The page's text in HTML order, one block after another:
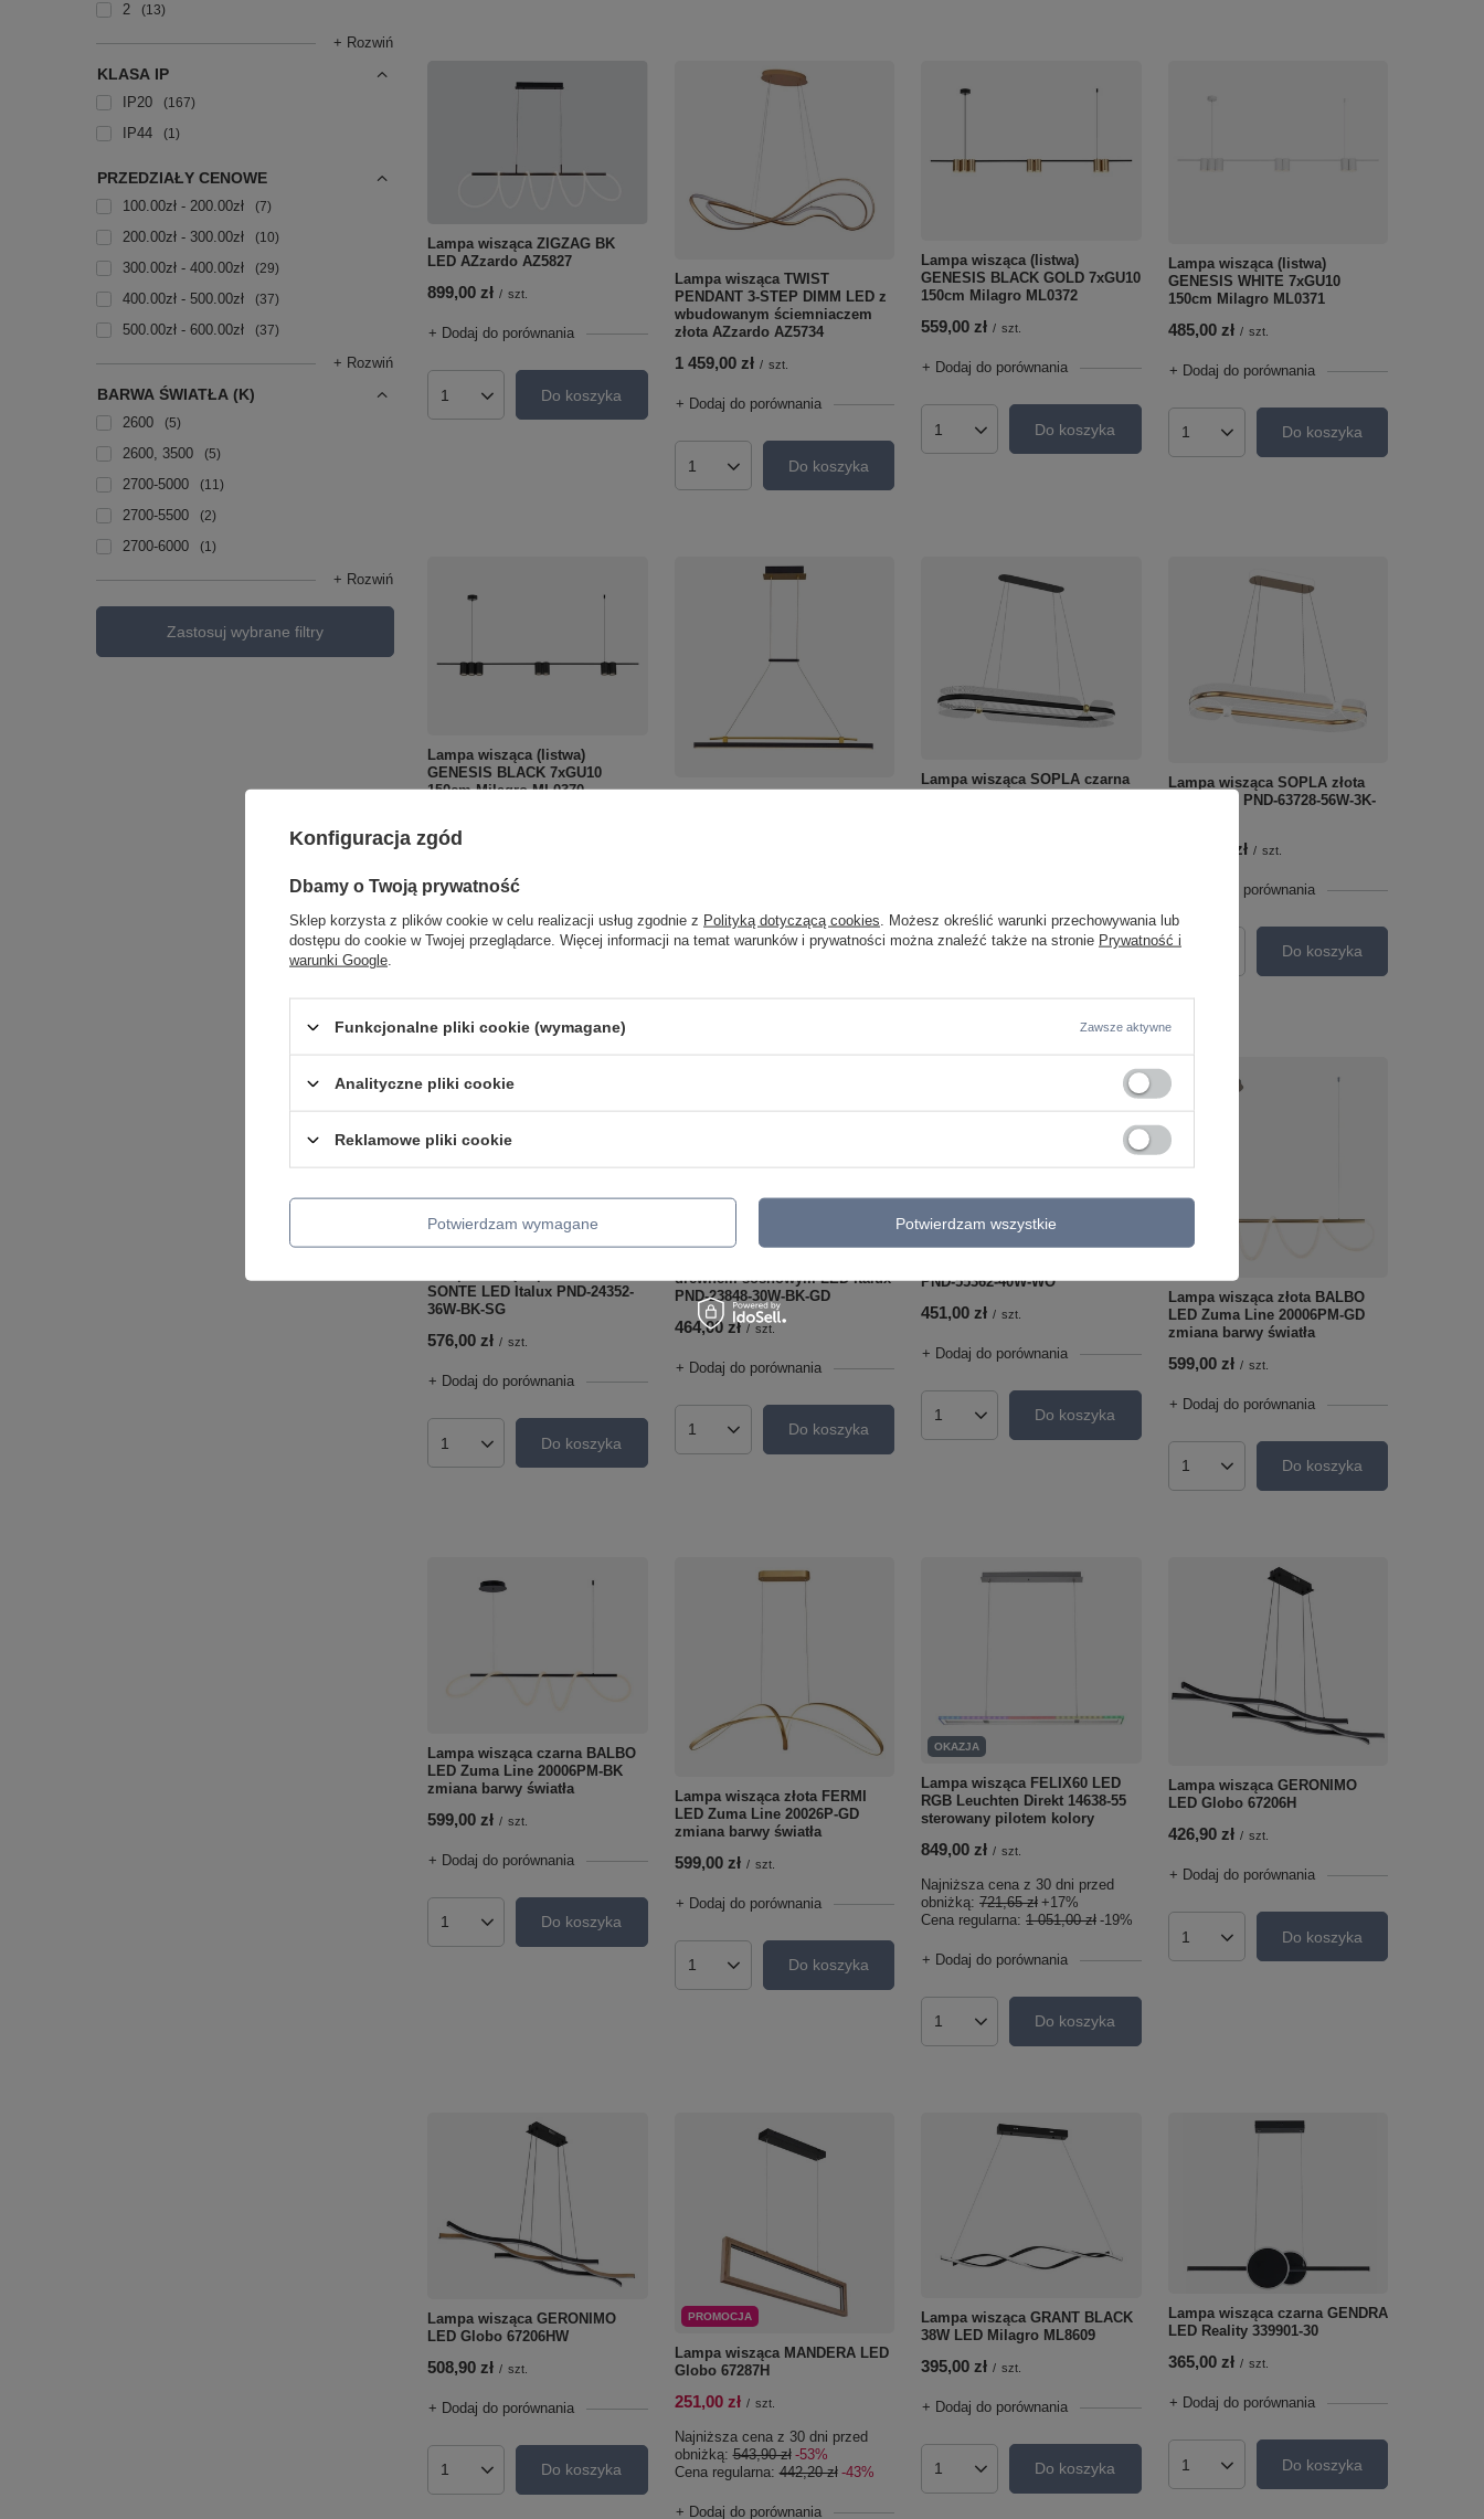
2 13
+ Rozwiń
KLASA IP
IP20 167
IP44 1
PRZEDZIAŁY CENOWE
100.00zł - 200.00zł 7
200.00zł - 300.00zł 10
300.00zł - 400.00zł 29
400.00zł - 500.00zł 37
500.00zł - 600.00zł 37
+ Rozwiń
BARWA ŚWIATŁA (K)
2600 5
2600, 3500 5
2700-5000 11
2700-5500 2
2700-6000 1
+ Rozwiń
Zastosuj wybrane filtry
Lampa wisząca ZIGZAG BK
LED AZzardo AZ5827
899,00 zł / szt.
+ Dodaj do porównania
Ilość produktówDo koszyka
Lampa wisząca TWIST
PENDANT 3-STEP DIMM LED z
wbudowanym ściemniaczem
złota AZzardo AZ5734
1 459,00 zł / szt.
+ Dodaj do porównania
Ilość produktówDo koszyka
Lampa wisząca (listwa)
GENESIS BLACK GOLD 7xGU10
150cm Milagro ML0372
559,00 zł / szt.
+ Dodaj do porównania
Ilość produktówDo koszyka
Lampa wisząca (listwa)
GENESIS WHITE 7xGU10
150cm Milagro ML0371
485,00 zł / szt.
+ Dodaj do porównania
Ilość produktówDo koszyka
Lampa wisząca (listwa)
GENESIS BLACK 7xGU10
150cm Milagro ML0370
Ilość produktówDo koszyka
Lampa wisząca SOPLA czarna
Do koszyka
Lampa wisząca SOPLA złota
LED Italux PND-63728-56W-3K-
2 242,00 zł / szt.
+ Dodaj do porównania
Ilość produktówDo koszyka
SONTE LED Italux PND-24352-
36W-BK-SG
576,00 zł / szt.
+ Dodaj do porównania
Ilość produktówDo koszyka
drewnem sosnowym LED Italux
PND-23848-30W-BK-GD
464,00 zł / szt.
+ Dodaj do porównania
Ilość produktówDo koszyka
Lampa wisząca NATANO z
PND-55362-40W-WO
451,00 zł / szt.
+ Dodaj do porównania
Ilość produktówDo koszyka
Lampa wisząca złota BALBO
LED Zuma Line 20006PM-GD
zmiana barwy światła
599,00 zł / szt.
+ Dodaj do porównania
Ilość produktówDo koszyka
Lampa wisząca czarna BALBO
LED Zuma Line 20006PM-BK
zmiana barwy światła
599,00 zł / szt.
+ Dodaj do porównania
Ilość produktówDo koszyka
Lampa wisząca złota FERMI
LED Zuma Line 20026P-GD
zmiana barwy światła
599,00 zł / szt.
+ Dodaj do porównania
Ilość produktówDo koszyka
OKAZJA
Lampa wisząca FELIX60 LED
RGB Leuchten Direkt 14638-55
sterowany pilotem kolory
849,00 zł / szt.
Najniższa cena z 30 dni przed
obniżką: 721,65 zł +17%
Cena regularna: 1 051,00 zł -19%
+ Dodaj do porównania
Ilość produktówDo koszyka
Lampa wisząca GERONIMO
LED Globo 67206H
426,90 zł / szt.
+ Dodaj do porównania
Ilość produktówDo koszyka
Lampa wisząca GERONIMO
LED Globo 67206HW
508,90 zł / szt.
+ Dodaj do porównania
Ilość produktówDo koszyka
PROMOCJA
Lampa wisząca MANDERA LED
Globo 67287H
251,00 zł / szt.
Najniższa cena z 30 dni przed
obniżką:543,90 zł -53%
Cena regularna:442,20 zł -43%
+ Dodaj do porównania
Lampa wisząca GRANT BLACK
38W LED Milagro ML8609
395,00 zł / szt.
+ Dodaj do porównania
Ilość produktówDo koszyka
Lampa wisząca czarna GENDRA
LED Reality 339901-30
365,00 zł / szt.
+ Dodaj do porównania
Ilość produktówDo koszyka
Konfiguracja zgód
Dbamy o Twoją prywatność
Sklep korzysta z plików cookie w celu realizacji usług zgodnie z Polityką dotyczącą cookies . Możesz określić warunki przechowywania lub
dostępu do cookie w Twojej przeglądarce. Więcej informacji na temat warunków i prywatności można znaleźć także na stronie Prywatność i
warunki Google
Funkcjonalne pliki cookie (wymagane) Zawsze aktywne
Analityczne pliki cookie
Reklamowe pliki cookie
Potwierdzam wymagane Potwierdzam wszystkie